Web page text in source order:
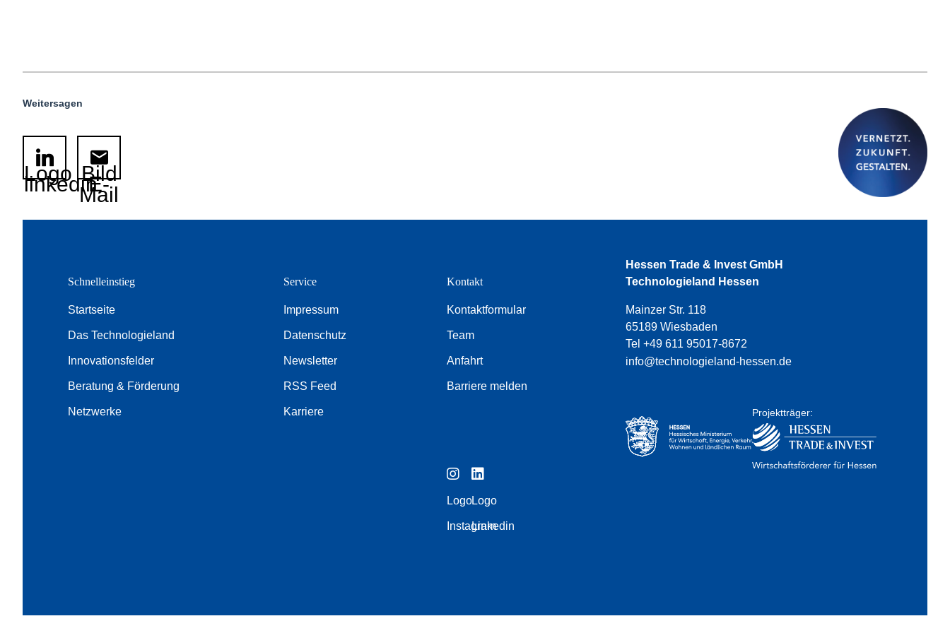
Weitersagen
Logo
linkedinBild
E-
Mail
Schnelleinstieg
Startseite
Das Technologieland
Innovationsfelder
Beratung & Förderung
Netzwerke
Service
Impressum
Datenschutz
Newsletter
RSS Feed
Karriere
Kontakt
Kontaktformular
Team
Anfahrt
Barriere melden
Logo
Instagram
Logo
Linkedin
Hessen Trade & Invest GmbH
Technologieland Hessen
Mainzer Str. 118
65189 Wiesbaden
Tel +49 611 95017-8672
info@technologieland-hessen.de
Projektträger: